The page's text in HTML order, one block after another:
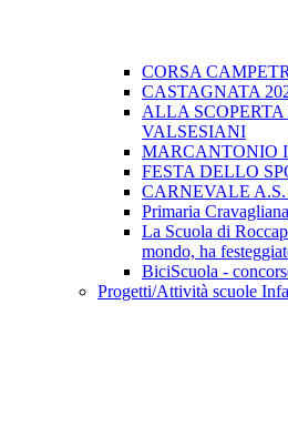
CORSA
CASTAGNATA
ALLA
VALSESIANI
MARCANTONIO
FESTA DELLO
CARNEVALE A.S.
Primaria Cravagliana
La Scuola di
mondo, ha
BiciScuola -
Progetti/Attività scuole